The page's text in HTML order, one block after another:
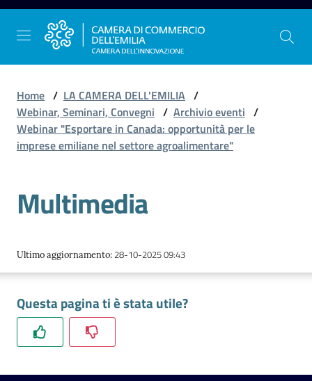
Vai al contenuto
Vai alla navigazione
Vai al footer
La
Camera
l'impresa
Promuovere
l'impresa
il
Home / LA CAMERA DELL'EMILIA /
Webinar, Seminari, Convegni / Archivio eventi /
Webinar "Esportare in Canada: opportunità per le
imprese emiliane nel settore agroalimentare"
Multimedia
Ultimo aggiornamento: 28-10-2025 09:43
Questa pagina ti è stata utile?